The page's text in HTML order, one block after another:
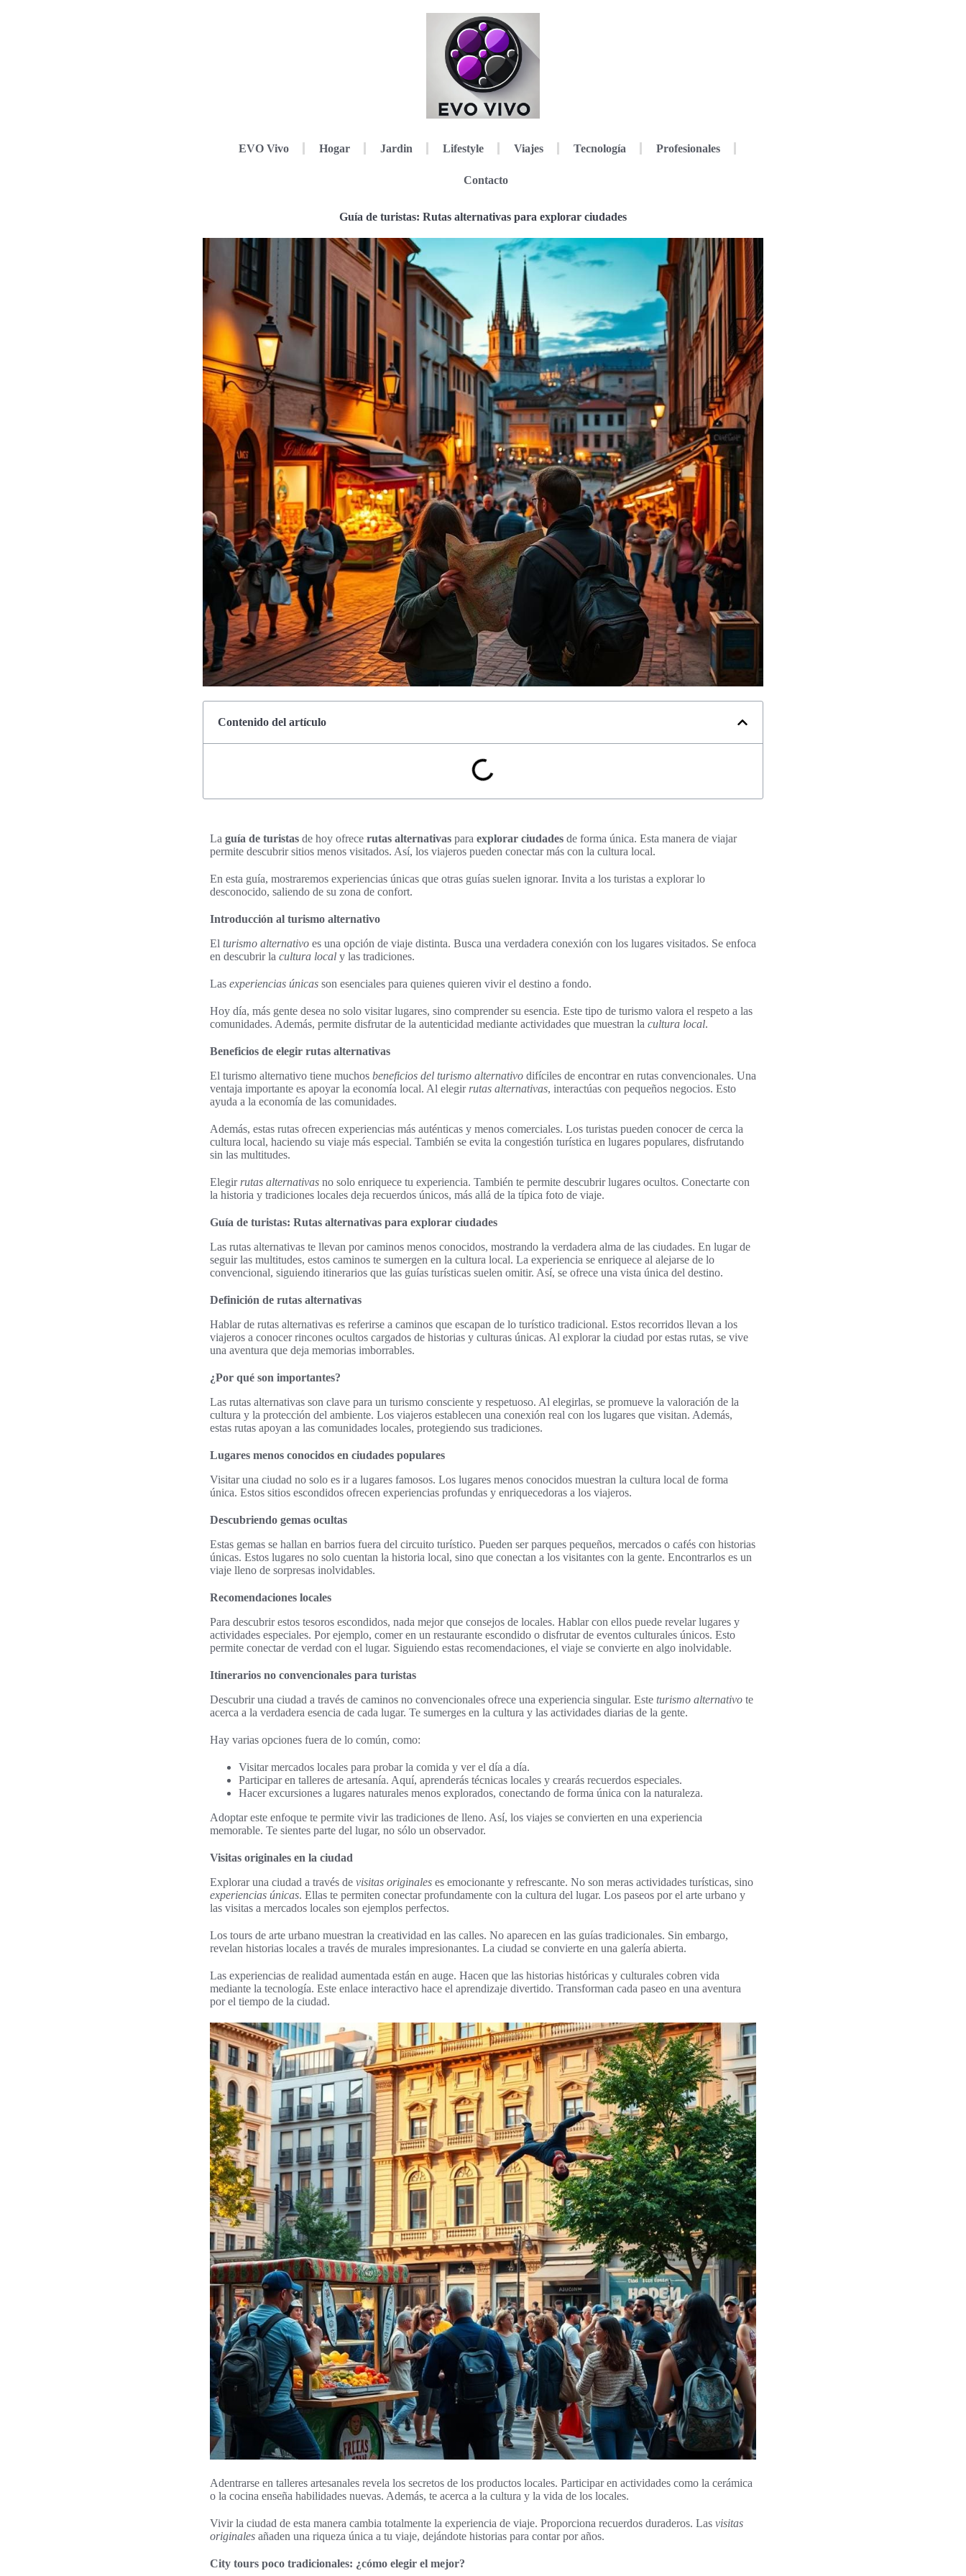
EVO Vivo Hogar Jardin Lifestyle Viajes Tecnología Profesionales
Contacto
Guía de turistas: Rutas alternativas para explorar ciudades
Contenido del artículo
La guía de turistas de hoy ofrece rutas alternativas para explorar ciudades de forma única. Esta manera de viajar
permite descubrir sitios menos visitados. Así, los viajeros pueden conectar más con la cultura local.
En esta guía, mostraremos experiencias únicas que otras guías suelen ignorar. Invita a los turistas a explorar lo
desconocido, saliendo de su zona de confort.
Introducción al turismo alternativo
El turismo alternativo es una opción de viaje distinta. Busca una verdadera conexión con los lugares visitados. Se enfoca
en descubrir la cultura local y las tradiciones.
Las experiencias únicas son esenciales para quienes quieren vivir el destino a fondo.
Hoy día, más gente desea no solo visitar lugares, sino comprender su esencia. Este tipo de turismo valora el respeto a las
comunidades. Además, permite disfrutar de la autenticidad mediante actividades que muestran la cultura local.
Beneficios de elegir rutas alternativas
El turismo alternativo tiene muchos beneficios del turismo alternativo difíciles de encontrar en rutas convencionales. Una
ventaja importante es apoyar la economía local. Al elegir rutas alternativas, interactúas con pequeños negocios. Esto
ayuda a la economía de las comunidades.
Además, estas rutas ofrecen experiencias más auténticas y menos comerciales. Los turistas pueden conocer de cerca la
cultura local, haciendo su viaje más especial. También se evita la congestión turística en lugares populares, disfrutando
sin las multitudes.
Elegir rutas alternativas no solo enriquece tu experiencia. También te permite descubrir lugares ocultos. Conectarte con
la historia y tradiciones locales deja recuerdos únicos, más allá de la típica foto de viaje.
Guía de turistas: Rutas alternativas para explorar ciudades
Las rutas alternativas te llevan por caminos menos conocidos, mostrando la verdadera alma de las ciudades. En lugar de
seguir las multitudes, estos caminos te sumergen en la cultura local. La experiencia se enriquece al alejarse de lo
convencional, siguiendo itinerarios que las guías turísticas suelen omitir. Así, se ofrece una vista única del destino.
Definición de rutas alternativas
Hablar de rutas alternativas es referirse a caminos que escapan de lo turístico tradicional. Estos recorridos llevan a los
viajeros a conocer rincones ocultos cargados de historias y culturas únicas. Al explorar la ciudad por estas rutas, se vive
una aventura que deja memorias imborrables.
¿Por qué son importantes?
Las rutas alternativas son clave para un turismo consciente y respetuoso. Al elegirlas, se promueve la valoración de la
cultura y la protección del ambiente. Los viajeros establecen una conexión real con los lugares que visitan. Además,
estas rutas apoyan a las comunidades locales, protegiendo sus tradiciones.
Lugares menos conocidos en ciudades populares
Visitar una ciudad no solo es ir a lugares famosos. Los lugares menos conocidos muestran la cultura local de forma
única. Estos sitios escondidos ofrecen experiencias profundas y enriquecedoras a los viajeros.
Descubriendo gemas ocultas
Estas gemas se hallan en barrios fuera del circuito turístico. Pueden ser parques pequeños, mercados o cafés con historias
únicas. Estos lugares no solo cuentan la historia local, sino que conectan a los visitantes con la gente. Encontrarlos es un
viaje lleno de sorpresas inolvidables.
Recomendaciones locales
Para descubrir estos tesoros escondidos, nada mejor que consejos de locales. Hablar con ellos puede revelar lugares y
actividades especiales. Por ejemplo, comer en un restaurante escondido o disfrutar de eventos culturales únicos. Esto
permite conectar de verdad con el lugar. Siguiendo estas recomendaciones, el viaje se convierte en algo inolvidable.
Itinerarios no convencionales para turistas
Descubrir una ciudad a través de caminos no convencionales ofrece una experiencia singular. Este turismo alternativo te
acerca a la verdadera esencia de cada lugar. Te sumerges en la cultura y las actividades diarias de la gente.
Hay varias opciones fuera de lo común, como:
Visitar mercados locales para probar la comida y ver el día a día.
Participar en talleres de artesanía. Aquí, aprenderás técnicas locales y crearás recuerdos especiales.
Hacer excursiones a lugares naturales menos explorados, conectando de forma única con la naturaleza.
Adoptar este enfoque te permite vivir las tradiciones de lleno. Así, los viajes se convierten en una experiencia
memorable. Te sientes parte del lugar, no sólo un observador.
Visitas originales en la ciudad
Explorar una ciudad a través de visitas originales es emocionante y refrescante. No son meras actividades turísticas, sino
experiencias únicas. Ellas te permiten conectar profundamente con la cultura del lugar. Los paseos por el arte urbano y
las visitas a mercados locales son ejemplos perfectos.
Los tours de arte urbano muestran la creatividad en las calles. No aparecen en las guías tradicionales. Sin embargo,
revelan historias locales a través de murales impresionantes. La ciudad se convierte en una galería abierta.
Las experiencias de realidad aumentada están en auge. Hacen que las historias históricas y culturales cobren vida
mediante la tecnología. Este enlace interactivo hace el aprendizaje divertido. Transforman cada paseo en una aventura
por el tiempo de la ciudad.
Adentrarse en talleres artesanales revela los secretos de los productos locales. Participar en actividades como la cerámica
o la cocina enseña habilidades nuevas. Además, te acerca a la cultura y la vida de los locales.
Vivir la ciudad de esta manera cambia totalmente la experiencia de viaje. Proporciona recuerdos duraderos. Las visitas
originales añaden una riqueza única a tu viaje, dejándote historias para contar por años.
City tours poco tradicionales: ¿cómo elegir el mejor?